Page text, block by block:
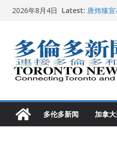
Skip2026年8月4日 Latest: 2026深
龚晓华
多伦多市
多伦多新闻 加拿